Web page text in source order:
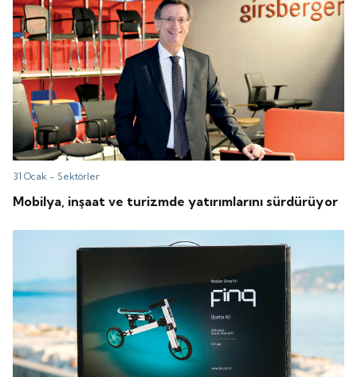
31 Ocak -Sektörler
Mobilya, inşaat ve turizmde yatırımlarını sürdürüyor